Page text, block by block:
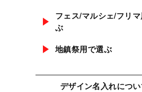
フェス/マルシェ/フリ
ぶ
地鎮祭用で選ぶ
デザイン名入れにつ